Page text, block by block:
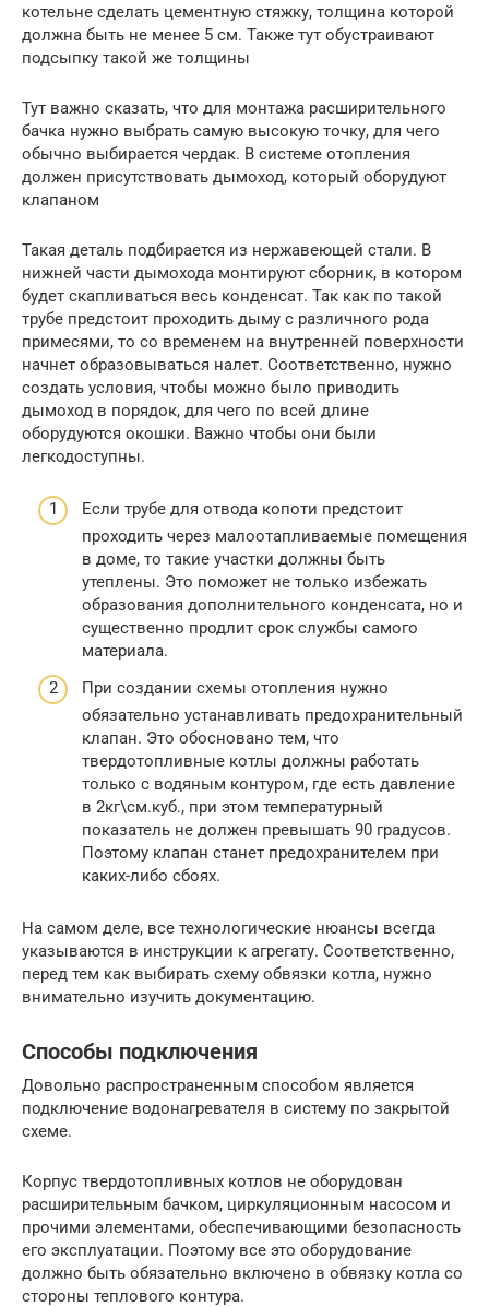
котельне сделать цементную стяжку, толщина которой
должна быть не менее 5 см. Также тут обустраивают
подсыпку такой же толщины
Тут важно сказать, что для монтажа расширительного
бачка нужно выбрать самую высокую точку, для чего
обычно выбирается чердак. В системе отопления
должен присутствовать дымоход, который оборудуют
клапаном
Такая деталь подбирается из нержавеющей стали. В
нижней части дымохода монтируют сборник, в котором
будет скапливаться весь конденсат. Так как по такой
трубе предстоит проходить дыму с различного рода
примесями, то со временем на внутренней поверхности
начнет образовываться налет. Соответственно, нужно
создать условия, чтобы можно было приводить
дымоход в порядок, для чего по всей длине
оборудуются окошки. Важно чтобы они были
легкодоступны.
Если трубе для отвода копоти предстоит
проходить через малоотапливаемые помещения
в доме, то такие участки должны быть
утеплены. Это поможет не только избежать
образования дополнительного конденсата, но и
существенно продлит срок службы самого
материала.
При создании схемы отопления нужно
обязательно устанавливать предохранительный
клапан. Это обосновано тем, что
твердотопливные котлы должны работать
только с водяным контуром, где есть давление
в 2кг\см.куб., при этом температурный
показатель не должен превышать 90 градусов.
Поэтому клапан станет предохранителем при
каких-либо сбоях.
На самом деле, все технологические нюансы всегда
указываются в инструкции к агрегату. Соответственно,
перед тем как выбирать схему обвязки котла, нужно
внимательно изучить документацию.
Способы подключения
Довольно распространенным способом является
подключение водонагревателя в систему по закрытой
схеме.
Корпус твердотопливных котлов не оборудован
расширительным бачком, циркуляционным насосом и
прочими элементами, обеспечивающими безопасность
его эксплуатации. Поэтому все это оборудование
должно быть обязательно включено в обвязку котла со
стороны теплового контура.